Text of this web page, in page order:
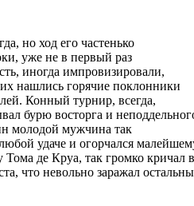
но ход его частенько
уже не в первый раз
иногда импровизировали,
нашлись горячие поклонники
Конный турнир, всегда,
бурю восторга и
молодой мужчина так
удаче и огорчался
де Круа, так громко кричал в
что невольно заражал